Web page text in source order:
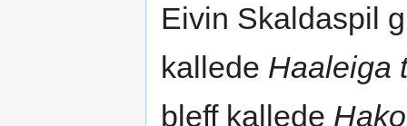
Eivin Skaldaspil
kallede Haaleiga
bleff kallede